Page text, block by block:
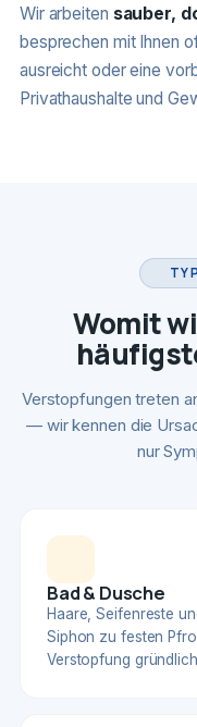
Wir arbeiten sauber,
besprechen mit Ihnen
ausreicht oder eine
Privathaushalte und
Womit
Verstopfungen treten
— wir kennen die
nur
Bad & Dusche
Haare, Seifenreste
Siphon zu festen
Verstopfung